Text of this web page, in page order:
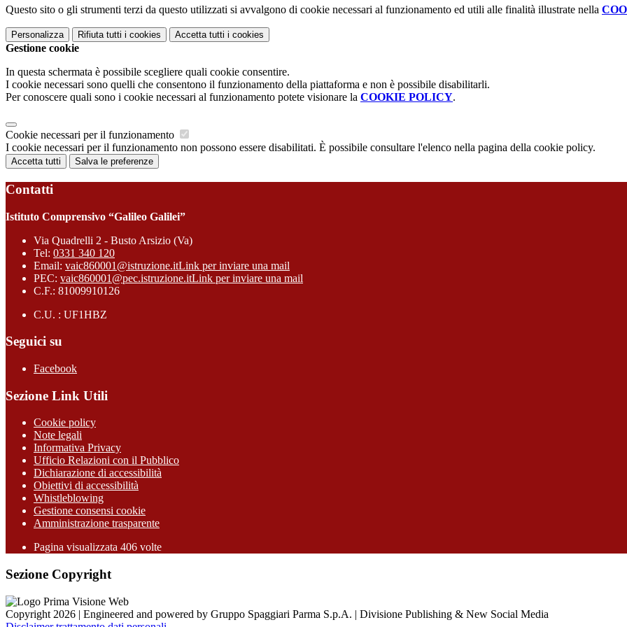
Questo sito o gli strumenti terzi da questo utilizzati si avvalgono di cookie necessari al funzionamento ed utili alle finalità illustrate nella
Personalizza Rifiuta tutti i cookies Accetta tutti i cookies
Gestione cookie
In questa schermata è possibile scegliere quali cookie consentire.
I cookie necessari sono quelli che consentono il funzionamento della piattaforma e non è possibile disabilitarli.
Per conoscere quali sono i cookie necessari al funzionamento potete visionare la COOKIE POLICY.
Cookie necessari per il funzionamento
I cookie necessari per il funzionamento non possono essere disabilitati. È possibile consultare l'elenco nella pagina della cookie policy.
Accetta tutti Salva le preferenze
Contatti
Istituto Comprensivo “Galileo Galilei”
Via Quadrelli 2 - Busto Arsizio (Va)
Tel: 0331 340 120
Email: vaic860001@istruzione.itLink per inviare una mail
PEC: vaic860001@pec.istruzione.itLink per inviare una mail
C.F.: 81009910126
C.U. : UF1HBZ
Seguici su
Facebook
Sezione Link Utili
Cookie policy
Note legali
Informativa Privacy
Ufficio Relazioni con il Pubblico
Dichiarazione di accessibilità
Obiettivi di accessibilità
Whistleblowing
Gestione consensi cookie
Amministrazione trasparente
Pagina visualizzata 406 volte
Sezione Copyright
Copyright 2026 | Engineered and powered by Gruppo Spaggiari Parma S.p.A. | Divisione Publishing & New Social Media